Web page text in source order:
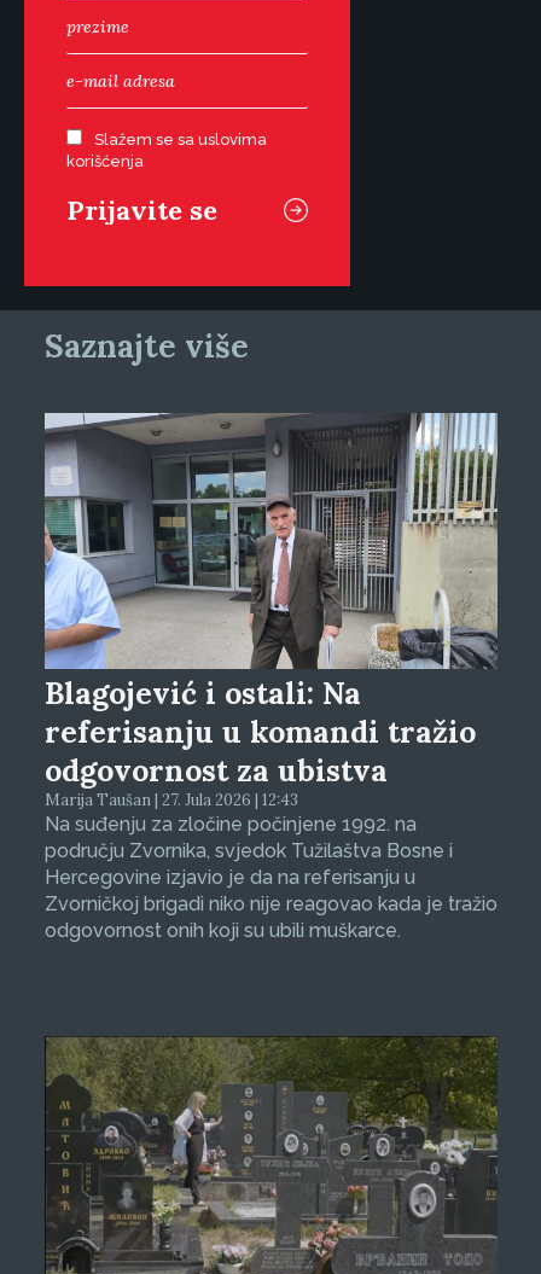
Slažem se sa uslovima
korišćenja
Saznajte više
Blagojević i ostali: Na
referisanju u komandi tražio
odgovornost za ubistva
Marija Taušan | 27. Jula 2026 | 12:43
Na suđenju za zločine počinjene 1992. na
području Zvornika, svjedok Tužilaštva Bosne i
Hercegovine izjavio je da na referisanju u
Zvorničkoj brigadi niko nije reagovao kada je tražio
odgovornost onih koji su ubili muškarce.